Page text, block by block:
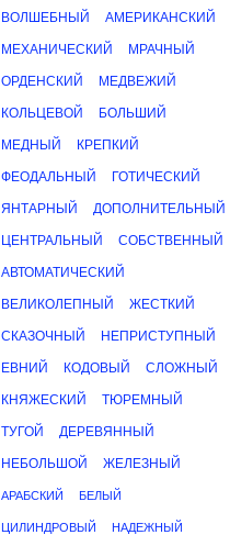
ВОЛШЕБНЫЙ АМЕРИКАНСКИЙ
МЕХАНИЧЕСКИЙ МРАЧНЫЙ
ОРДЕНСКИЙ МЕДВЕЖИЙ
КОЛЬЦЕВОЙ БОЛЬШИЙ
МЕДНЫЙ КРЕПКИЙ
ФЕОДАЛЬНЫЙ ГОТИЧЕСКИЙ
ЯНТАРНЫЙ ДОПОЛНИТЕЛЬНЫЙ
ЦЕНТРАЛЬНЫЙ СОБСТВЕННЫЙ
АВТОМАТИЧЕСКИЙ
ВЕЛИКОЛЕПНЫЙ ЖЕСТКИЙ
СКАЗОЧНЫЙ НЕПРИСТУПНЫЙ
ЕВНИЙ КОДОВЫЙ СЛОЖНЫЙ
КНЯЖЕСКИЙ ТЮРЕМНЫЙ
ТУГОЙ ДЕРЕВЯННЫЙ
НЕБОЛЬШОЙ ЖЕЛЕЗНЫЙ
АРАБСКИЙ БЕЛЫЙ
ЦИЛИНДРОВЫЙ НАДЕЖНЫЙ